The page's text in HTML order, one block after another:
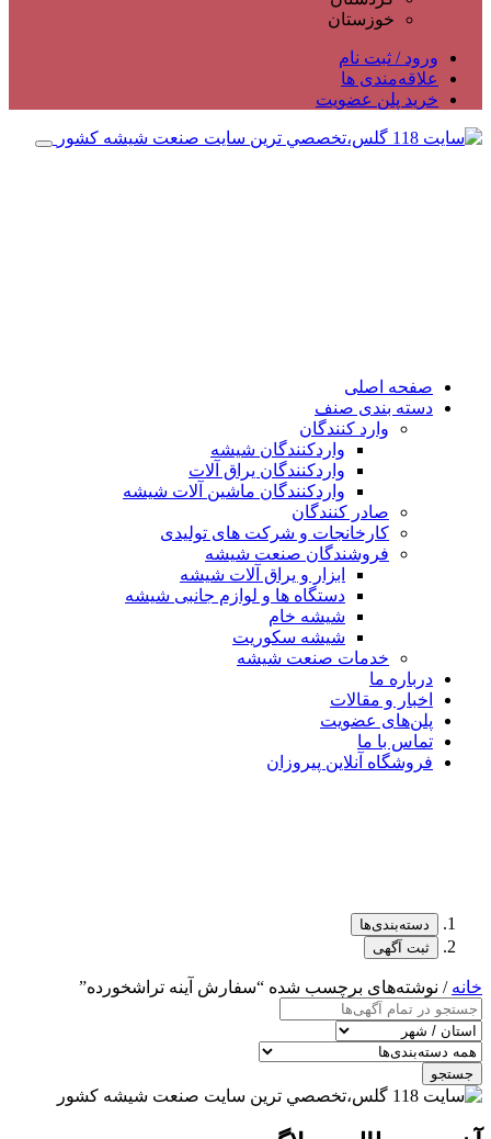
خوزستان
ورود / ثبت نام
علاقه‌مندی ها
خرید پلن عضویت
صفحه اصلی
دسته بندی صنف
وارد کنندگان
واردکنندگان شیشه
واردکنندگان یراق آلات
واردکنندگان ماشین آلات شیشه
صادر کنندگان
کارخانجات و شرکت های تولیدی
فروشندگان صنعت شیشه
ابزار و یراق آلات شیشه
دستگاه ها و لوازم جانبی شیشه
شیشه خام
شیشه سکوریت
خدمات صنعت شیشه
درباره ما
اخبار و مقالات
پلن‌های عضویت
تماس با ما
فروشگاه آنلاین پیروزان
دسته‌بندی‌ها
ثبت آگهی
خانه / نوشته‌های برچسب شده “سفارش آينه تراشخورده”
جستجو